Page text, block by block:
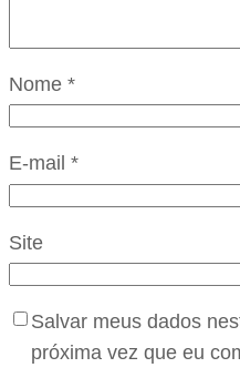
Nome *
E-mail *
Site
Salvar meus dados
próxima vez que eu